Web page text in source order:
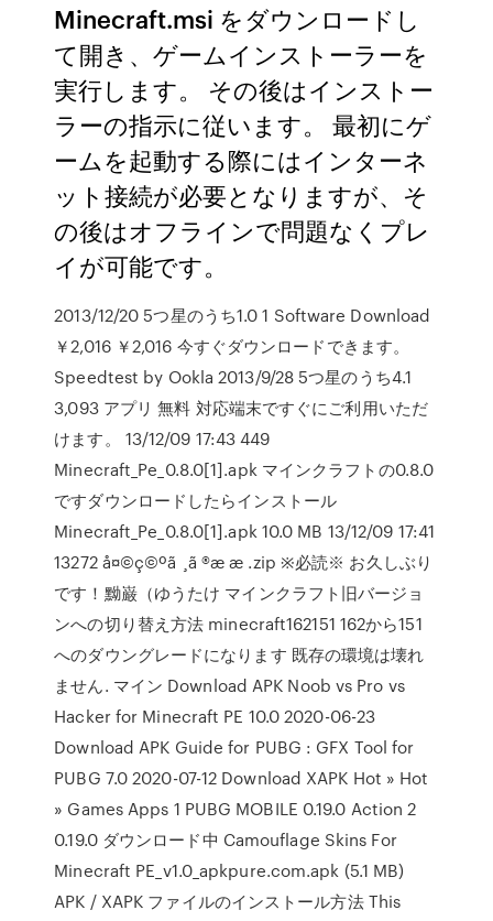
Minecraft.msi をダウンロードし
て開き、ゲームインストーラーを
実行します。 その後はインストー
ラーの指示に従います。 最初にゲ
ームを起動する際にはインターネ
ット接続が必要となりますが、そ
の後はオフラインで問題なくプレ
イが可能です。
2013/12/20 5つ星のうち1.0 1 Software Download
￥2,016 ￥2,016 今すぐダウンロードできます。
Speedtest by Ookla 2013/9/28 5つ星のうち4.1
3,093 アプリ 無料 対応端末ですぐにご利用いただ
けます。 13/12/09 17:43 449
Minecraft_Pe_0.8.0[1].apk マインクラフトの0.8.0
ですダウンロードしたらインストール
Minecraft_Pe_0.8.0[1].apk 10.0 MB 13/12/09 17:41
13272 å¤©ç©ºã ¸ã ®æ æ .zip ※必読※ お久しぶり
です！黝巌（ゆうたけ マインクラフト旧バージョ
ンへの切り替え方法 minecraft162151 162から151
へのダウングレードになります 既存の環境は壊れ
ません. マイン Download APK Noob vs Pro vs
Hacker for Minecraft PE 10.0 2020-06-23
Download APK Guide for PUBG : GFX Tool for
PUBG 7.0 2020-07-12 Download XAPK Hot » Hot
» Games Apps 1 PUBG MOBILE 0.19.0 Action 2
0.19.0 ダウンロード中 Camouflage Skins For
Minecraft PE_v1.0_apkpure.com.apk (5.1 MB)
APK / XAPK ファイルのインストール方法 This